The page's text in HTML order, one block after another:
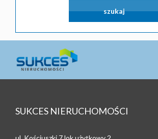
SUKCES NIERUCHOMOŚCI